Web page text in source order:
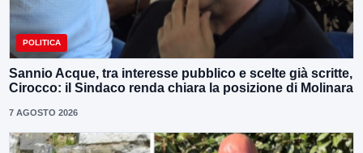
POLITICA
Sannio Acque, tra interesse pubblico e scelte già scritte,
Cirocco: il Sindaco renda chiara la posizione di Molinara
7 AGOSTO 2026